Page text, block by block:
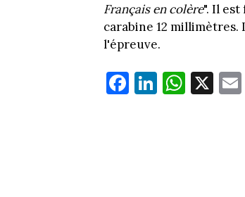
Français en colère". Il
carabine 12 millimètres.
l'épreuve.
Fa
ce
Li
nk
W
ha
X